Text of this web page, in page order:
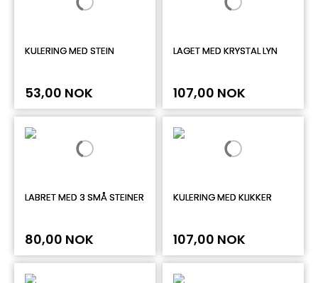
KULERING MED STEIN
53,00 NOK
LAGET MED KRYSTAL LYN
107,00 NOK
LABRET MED 3 SMÅ STEINER
80,00 NOK
KULERING MED KLIKKER
107,00 NOK